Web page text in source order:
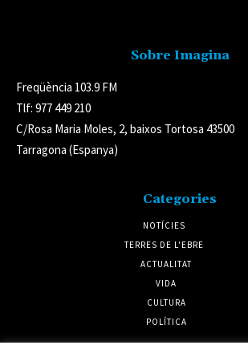
Sobre Imagina
Freqüència 103.9 FM
Tlf: 977 449 210
C/Rosa Maria Moles, 2, baixos Tortosa 43500
Tarragona (Espanya)
Categories
NOTÍCIES
TERRES DE L'EBRE
ACTUALITAT
VIDA
CULTURA
POLÍTICA